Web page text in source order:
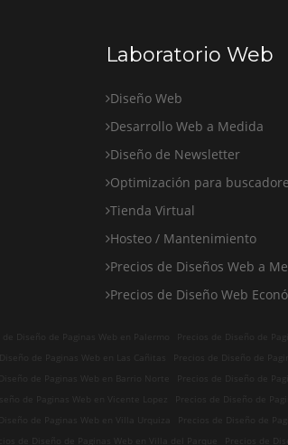
Laboratorio Web
Diseño Web
Desarrollo Web a Medida
Diseño de Newsletter
Optimización para
Tienda Virtual
Hosteo / Mantenimiento
Precios de Diseños Web a
Precios de Diseño Web
de Diseño de Paginas Web en Palermo Precios de Diseño de
de Paginas Web en Las Cañitas Precios de Diseño de
de Paginas Web en Barrio Norte Precios de Diseño de
de Paginas Web en Vicente Lopez Precios de Diseño de
de Paginas Web en Villa Urquiza Precios de Diseño de
de Diseño de Paginas Web en Villa del Parque Precios de